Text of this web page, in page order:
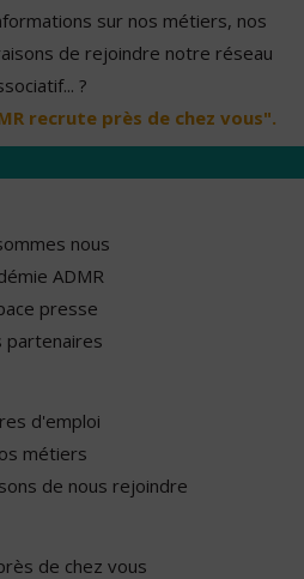
sur nos métiers, nos
de rejoindre notre réseau
?
recrute près de chez vous".
nous
ADMR
presse
partenaires
d'emploi
métiers
de nous rejoindre
de chez vous